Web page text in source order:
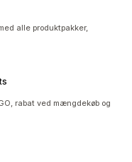
alle produktpakker,
rabat ved mængdekøb og